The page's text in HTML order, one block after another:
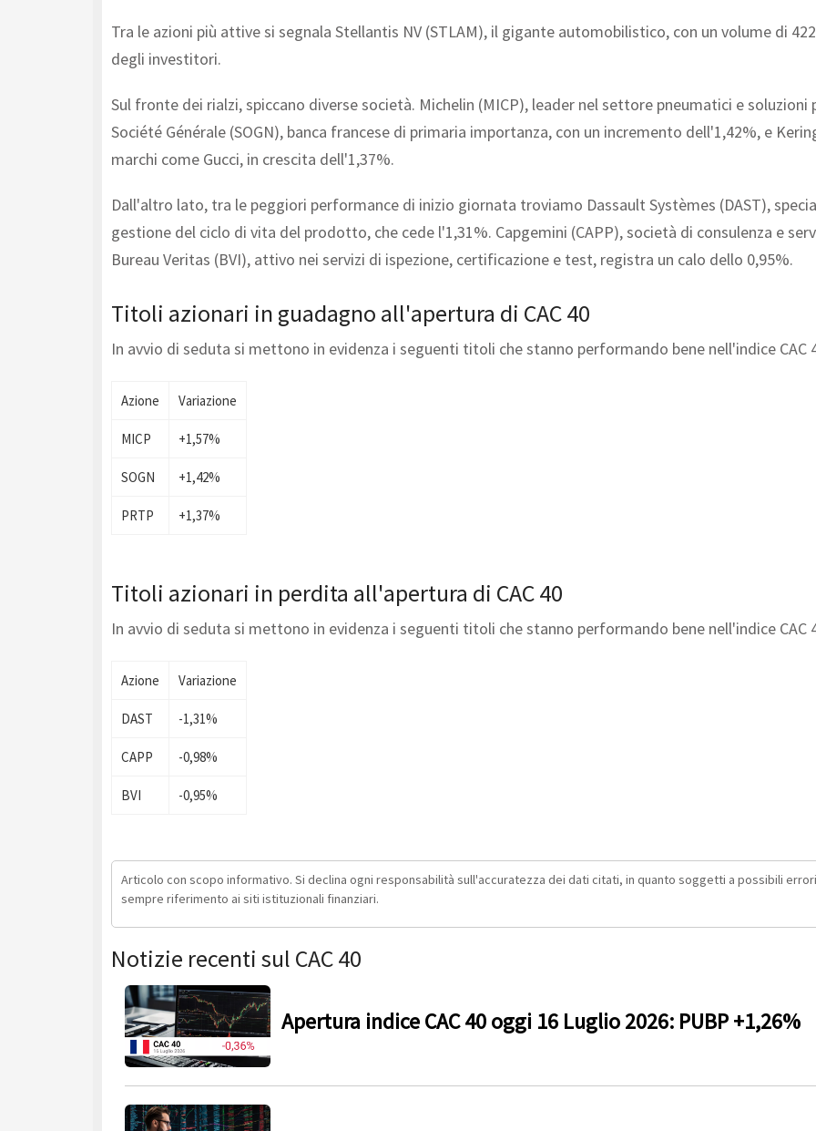
Tra le azioni più attive si segnala Stellantis NV (STLAM), il gigante automobilistico, con un volume di
degli investitori.
Sul fronte dei rialzi, spiccano diverse società. Michelin (MICP), leader nel settore pneumatici e
Société Générale (SOGN), banca francese di primaria importanza, con un incremento dell'1,42%, e
marchi come Gucci, in crescita dell'1,37%.
Dall'altro lato, tra le peggiori performance di inizio giornata troviamo Dassault Systèmes (DAST),
gestione del ciclo di vita del prodotto, che cede l'1,31%. Capgemini (CAPP), società di consulenza e
Bureau Veritas (BVI), attivo nei servizi di ispezione, certificazione e test, registra un calo dello 0,95%.
Titoli azionari in guadagno all'apertura di CAC 40
In avvio di seduta si mettono in evidenza i seguenti titoli che stanno performando bene nell'indice CAC
Azione Variazione
MICP +1,57%
SOGN +1,42%
PRTP +1,37%
Titoli azionari in perdita all'apertura di CAC 40
In avvio di seduta si mettono in evidenza i seguenti titoli che stanno performando bene nell'indice CAC
Azione Variazione
DAST -1,31%
CAPP -0,98%
BVI -0,95%
Articolo con scopo informativo. Si declina ogni responsabilità sull'accuratezza dei dati citati, in quanto soggetti a possibili
sempre riferimento ai siti istituzionali finanziari.
Notizie recenti sul CAC 40
Apertura indice CAC 40 oggi 16 Luglio 2026: PUBP +1,26%